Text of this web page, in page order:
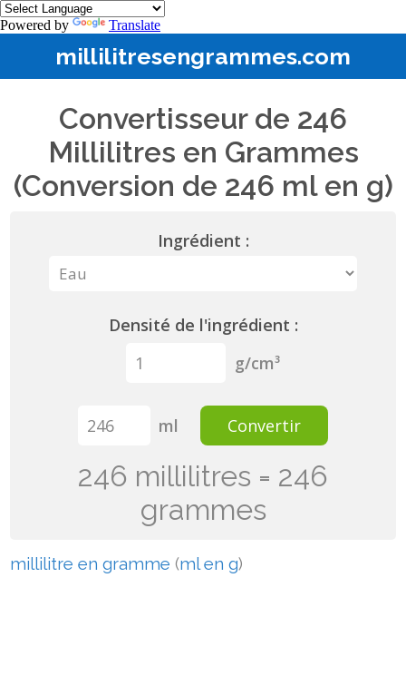
Powered by Translate
millilitresengrammes.com
Convertisseur de 246
Millilitres en Grammes
(Conversion de 246 ml en g)
Ingrédient :
Densité de l'ingrédient :
g/cm³
ml Convertir
246 millilitres = 246
grammes
millilitre en gramme (ml en g)